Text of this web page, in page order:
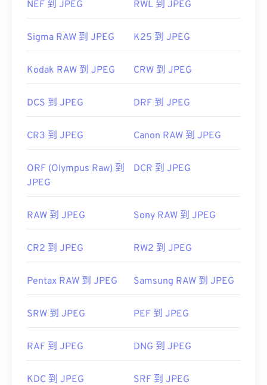
NEF 到 JPEG RWL 到 JPEG
Sigma RAW 到 JPEG K25 到 JPEG
Kodak RAW 到 JPEG CRW 到 JPEG
DCS 到 JPEG DRF 到 JPEG
CR3 到 JPEG Canon RAW 到 JPEG
ORF (Olympus Raw) 到
JPEG
DCR 到 JPEG
RAW 到 JPEG Sony RAW 到 JPEG
CR2 到 JPEG RW2 到 JPEG
Pentax RAW 到 JPEG Samsung RAW 到 JPEG
SRW 到 JPEG PEF 到 JPEG
RAF 到 JPEG DNG 到 JPEG
KDC 到 JPEG SRF 到 JPEG